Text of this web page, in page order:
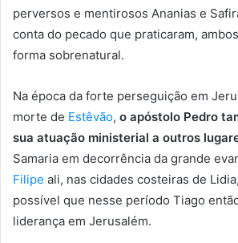
perversos e mentirosos Ananias e
conta do pecado que praticaram,
forma sobrenatural.
Na época da forte perseguição em
morte de Estêvão, o apóstolo Pedro
sua atuação ministerial a outros
Samaria em decorrência da grande
Filipe ali, nas cidades costeiras de
possível que nesse período Tiago
liderança em Jerusalém.